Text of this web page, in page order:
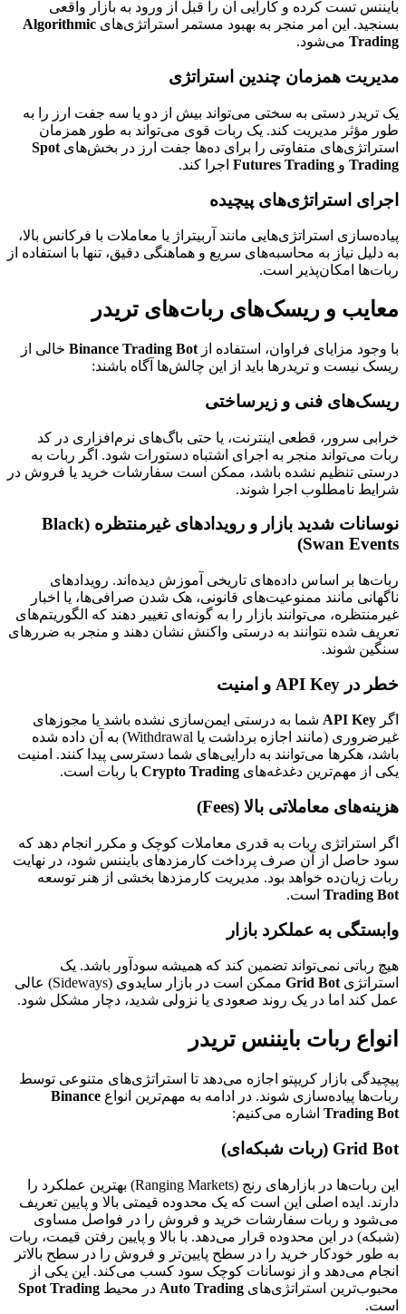
بایننس تست کرده و کارایی آن را قبل از ورود به بازار واقعی
بسنجید. این امر منجر به بهبود مستمر استراتژی‌های Algorithmic
Trading می‌شود.
مدیریت همزمان چندین استراتژی
یک تریدر دستی به سختی می‌تواند بیش از دو یا سه جفت ارز را به
طور مؤثر مدیریت کند. یک ربات قوی می‌تواند به طور همزمان
استراتژی‌های متفاوتی را برای ده‌ها جفت ارز در بخش‌های Spot
Trading و Futures Trading اجرا کند.
اجرای استراتژی‌های پیچیده
پیاده‌سازی استراتژی‌هایی مانند آربیتراژ یا معاملات با فرکانس بالا،
به دلیل نیاز به محاسبه‌های سریع و هماهنگی دقیق، تنها با استفاده از
ربات‌ها امکان‌پذیر است.
معایب و ریسک‌های ربات‌های تریدر
با وجود مزایای فراوان، استفاده از Binance Trading Bot خالی از
ریسک نیست و تریدرها باید از این چالش‌ها آگاه باشند:
ریسک‌های فنی و زیرساختی
خرابی سرور، قطعی اینترنت، یا حتی باگ‌های نرم‌افزاری در کد
ربات می‌تواند منجر به اجرای اشتباه دستورات شود. اگر ربات به
درستی تنظیم نشده باشد، ممکن است سفارشات خرید یا فروش در
شرایط نامطلوب اجرا شوند.
نوسانات شدید بازار و رویدادهای غیرمنتظره (Black
Swan Events)
ربات‌ها بر اساس داده‌های تاریخی آموزش دیده‌اند. رویدادهای
ناگهانی مانند ممنوعیت‌های قانونی، هک شدن صرافی‌ها، یا اخبار
غیرمنتظره، می‌توانند بازار را به گونه‌ای تغییر دهند که الگوریتم‌های
تعریف شده نتوانند به درستی واکنش نشان دهند و منجر به ضررهای
سنگین شوند.
خطر در API Key و امنیت
اگر API Key شما به درستی ایمن‌سازی نشده باشد یا مجوزهای
غیرضروری (مانند اجازه برداشت یا Withdrawal) به آن داده شده
باشد، هکرها می‌توانند به دارایی‌های شما دسترسی پیدا کنند. امنیت
یکی از مهم‌ترین دغدغه‌های Crypto Trading با ربات است.
هزینه‌های معاملاتی بالا (Fees)
اگر استراتژی ربات به قدری معاملات کوچک و مکرر انجام دهد که
سود حاصل از آن صرف پرداخت کارمزدهای بایننس شود، در نهایت
ربات زیان‌ده خواهد بود. مدیریت کارمزدها بخشی از هنر توسعه
Trading Bot است.
وابستگی به عملکرد بازار
هیچ رباتی نمی‌تواند تضمین کند که همیشه سودآور باشد. یک
استراتژی Grid Bot
ممکن است در بازار سایدوی (Sideways) عالی
عمل کند اما در یک روند صعودی یا نزولی شدید، دچار مشکل شود.
انواع ربات بایننس تریدر
پیچیدگی بازار کریپتو اجازه می‌دهد تا استراتژی‌های متنوعی توسط
ربات‌ها پیاده‌سازی شوند. در ادامه به مهم‌ترین انواع Binance
Trading Bot اشاره می‌کنیم:
Grid Bot (ربات شبکه‌ای)
این ربات‌ها در بازارهای رنج (Ranging Markets) بهترین عملکرد را
دارند. ایده اصلی این است که یک محدوده قیمتی بالا و پایین تعریف
می‌شود و ربات سفارشات خرید و فروش را در فواصل مساوی
(شبکه) در این محدوده قرار می‌دهد. با بالا و پایین رفتن قیمت، ربات
به طور خودکار خرید را در سطح پایین‌تر و فروش را در سطح بالاتر
انجام می‌دهد و از نوسانات کوچک سود کسب می‌کند. این یکی از
محبوب‌ترین استراتژی‌های Auto Trading در محیط Spot Trading
است.